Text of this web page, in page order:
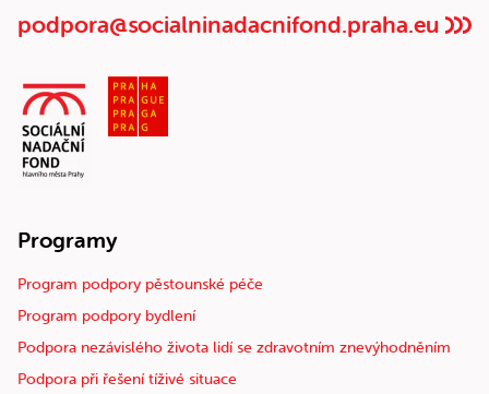
podpora@socialninadacnifond.praha.eu
Programy
Program podpory pěstounské péče
Program podpory bydlení
Podpora nezávislého života lidí se zdravotním znevýhodněním
Podpora při řešení tíživé situace